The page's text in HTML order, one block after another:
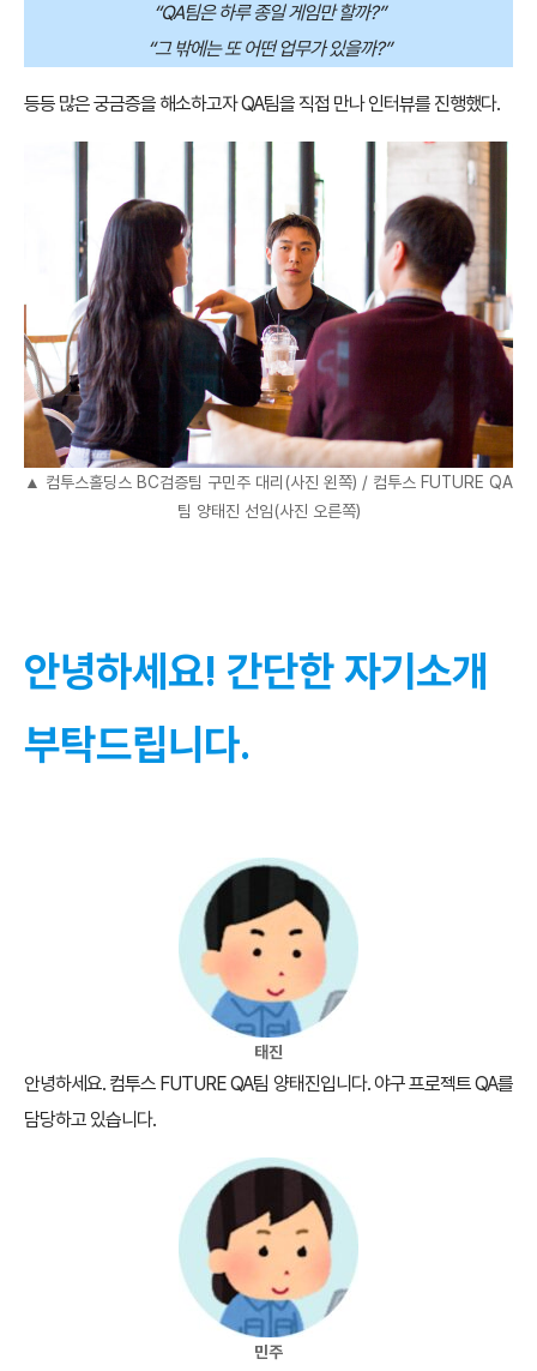
“QA팀은 하루 종일 게임만 할까?”
“그 밖에는 또 어떤 업무가 있을까?”
등등 많은 궁금증을 해소하고자 QA팀을 직접 만나 인터뷰를 진행했다.
▲ 컴투스홀딩스 BC검증팀 구민주 대리(사진 왼쪽) / 컴투스 FUTURE QA
팀 양태진 선임(사진 오른쪽)
안녕하세요! 간단한 자기소개
부탁드립니다.
태진
안녕하세요. 컴투스 FUTURE QA팀 양태진입니다. 야구 프로젝트 QA를
담당하고 있습니다.
민주